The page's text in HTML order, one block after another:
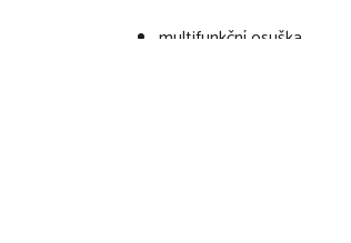
multifunkční osuška